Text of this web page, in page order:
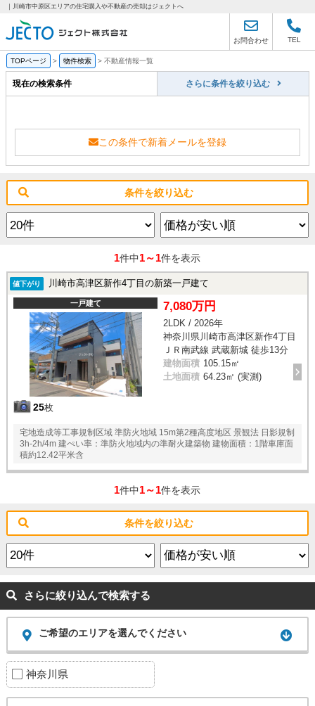
｜川崎市中原区エリアの住宅購入や不動産の売却はジェクトへ
お問合わせ TEL
TOPページ > 物件検索 > 不動産情報一覧
現在の検索条件 さらに条件を絞り込む
この条件で新着メールを登録
条件を絞り込む
1件中1～1件を表示
値下がり 川崎市高津区新作4丁目の新築一戸建て
一戸建て
25枚
7,080万円
2LDK / 2026年
神奈川県川崎市高津区新作4丁目
ＪＲ南武線 武蔵新城 徒歩13分
建物面積 105.15㎡
土地面積 64.23㎡ (実測)
宅地造成等工事規制区域 準防火地域 15m第2種高度地区 景観法 日影規制
3h-2h/4m 建ぺい率：準防火地域内の準耐火建築物 建物面積：1階車庫面
積約12.42平米含
1件中1～1件を表示
条件を絞り込む
さらに絞り込んで検索する
ご希望のエリアを選んでください
神奈川県